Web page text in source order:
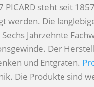
PICARD steht seit
werden. Die
Sechs Jahrzehnte
Der
und Entgraten.
Die Produkte sind